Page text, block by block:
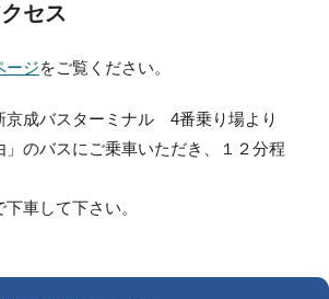
セス
ージをご覧ください。
京成バスターミナル 4番乗り場より
」のバスにご乗車いただき、１２分程
下車して下さい。